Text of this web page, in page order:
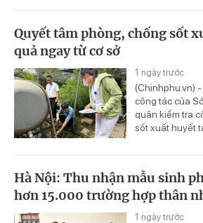
Quyết tâm phòng, chống sốt
quả ngay từ cơ sở
1 ngày trước
(Chinhphu.vn)
công tác của
quân kiểm tra
sốt xuất huyết
Hà Nội: Thu nhận mẫu sinh
hơn 15.000 trường hợp thân
1 ngày trước